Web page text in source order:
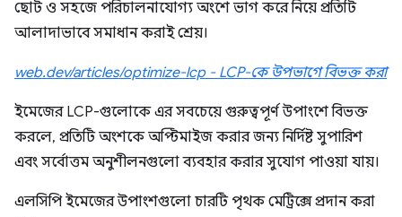
ছোট ও সহজে পরিচালনাযোগ্য অংশে ভাগ করে নিয়ে প্রতিটি
আলাদাভাবে সমাধান করাই শ্রেয়।
web.dev/articles/optimize-lcp - LCP-কে উপভাগে বিভক্ত করা
ইমেজের LCP-গুলোকে এর সবচেয়ে গুরুত্বপূর্ণ উপাংশে বিভক্ত
করলে, প্রতিটি অংশকে অপ্টিমাইজ করার জন্য নির্দিষ্ট সুপারিশ
এবং সর্বোত্তম অনুশীলনগুলো ব্যবহার করার সুযোগ পাওয়া যায়।
এলসিপি ইমেজের উপাংশগুলো চারটি পৃথক মেট্রিক্সে প্রদান করা